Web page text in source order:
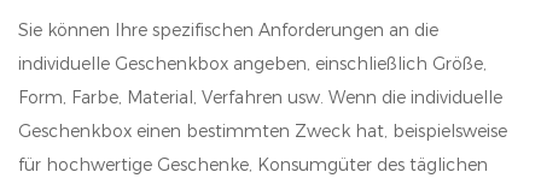
Sie können Ihre spezifischen Anforderungen an die
individuelle Geschenkbox angeben, einschließlich Größe,
Form, Farbe, Material, Verfahren usw. Wenn die individuelle
Geschenkbox einen bestimmten Zweck hat, beispielsweise
für hochwertige Geschenke, Konsumgüter des täglichen